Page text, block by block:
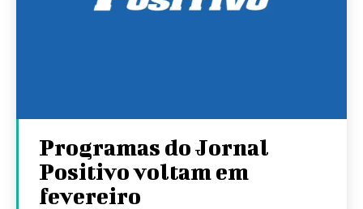
Programas do Jornal
Positivo voltam em
fevereiro